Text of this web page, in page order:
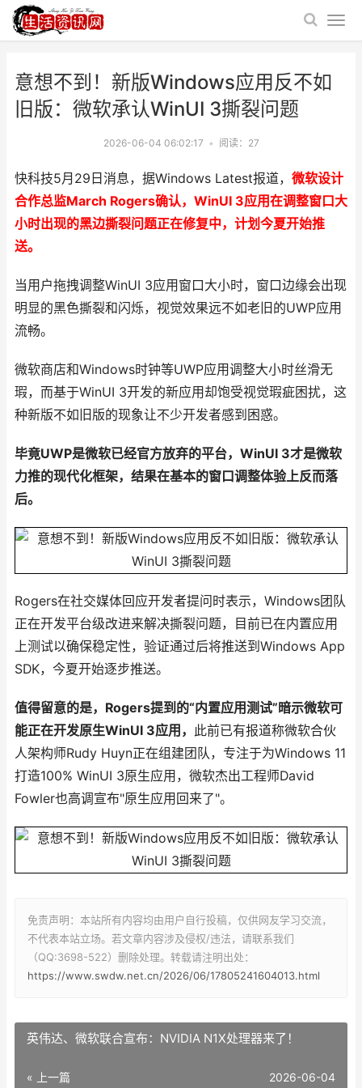
意想不到！新版Windows应用反不如
旧版：微软承认WinUI 3撕裂问题
2026-06-04 06:02:17 • 阅读： 27
快科技5月29日消息，据Windows Latest报道， 微软设计
合作总监March Rogers确认，WinUI 3应用在调整窗口大
小时出现的黑边撕裂问题正在修复中，计划今夏开始推
送。
当用户拖拽调整WinUI 3应用窗口大小时，窗口边缘会出现
明显的黑色撕裂和闪烁，视觉效果远不如老旧的UWP应用
流畅。
微软商店和Windows时钟等UWP应用调整大小时丝滑无
瑕，而基于WinUI 3开发的新应用却饱受视觉瑕疵困扰，这
种新版不如旧版的现象让不少开发者感到困惑。
毕竟UWP是微软已经官方放弃的平台，WinUI 3才是微软
力推的现代化框架，结果在基本的窗口调整体验上反而落
后。
Rogers在社交媒体回应开发者提问时表示，Windows团队
正在开发平台级改进来解决撕裂问题，目前已在内置应用
上测试以确保稳定性，验证通过后将推送到Windows App
SDK，今夏开始逐步推送。
值得留意的是，Rogers提到的“内置应用测试”暗示微软可
能正在开发原生WinUI 3应用，
此前已有报道称微软合伙
人架构师Rudy Huyn正在组建团队，专注于为Windows 11
打造100% WinUI 3原生应用，微软杰出工程师David
Fowler也高调宣布"原生应用回来了"。
免责声明：本站所有内容均由用户自行投稿，仅供网友学习交流，
不代表本站立场。若文章内容涉及侵权/违法，请联系我们
（QQ:3698-522）删除处理。转载请注明出处：
https://www.swdw.net.cn/2026/06/17805241604013.html
英伟达、微软联合宣布：NVIDIA N1X处理器来了！
« 上一篇 2026-06-04